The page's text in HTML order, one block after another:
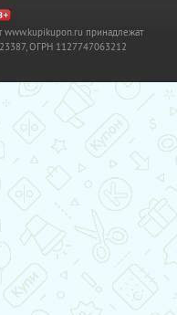
www.kupikupon.ru принадлежат
ОГРН 1127747063212